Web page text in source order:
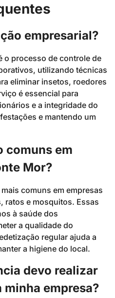
empresarial?
o processo de controle de
utilizando técnicas
eliminar insetos, roedores
é essencial para
e a integridade do
e mantendo um
comuns em
Mor?
comuns em empresas
ratos e mosquitos. Essas
à saúde dos
a qualidade do
regular ajuda a
a higiene do local.
devo realizar
empresa?